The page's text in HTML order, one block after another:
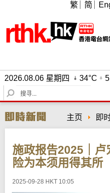
繁 简
2026.08.06 星期四 34°C
S
e
r
c
主页 即
施政报告2025｜
险为本须用得其所
2025-09-28 HKT 10:05